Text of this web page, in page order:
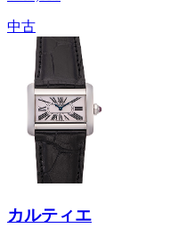
中古
カルティエ